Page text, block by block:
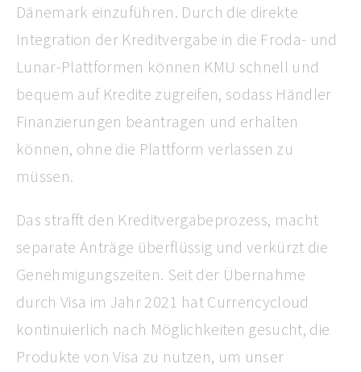
Dänemark einzuführen. Durch die direkte
Integration der Kreditvergabe in die Froda- und
Lunar-Plattformen können KMU schnell und
bequem auf Kredite zugreifen, sodass Händler
Finanzierungen beantragen und erhalten
können, ohne die Plattform verlassen zu
müssen.
Das strafft den Kreditvergabeprozess, macht
separate Anträge überflüssig und verkürzt die
Genehmigungszeiten. Seit der Übernahme
durch Visa im Jahr 2021 hat Currencycloud
kontinuierlich nach Möglichkeiten gesucht, die
Produkte von Visa zu nutzen, um unser